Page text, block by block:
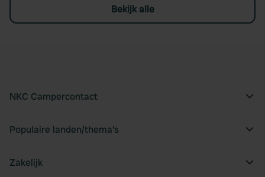
Bekijk alle
NKC Campercontact
Populaire landen/thema's
Zakelijk